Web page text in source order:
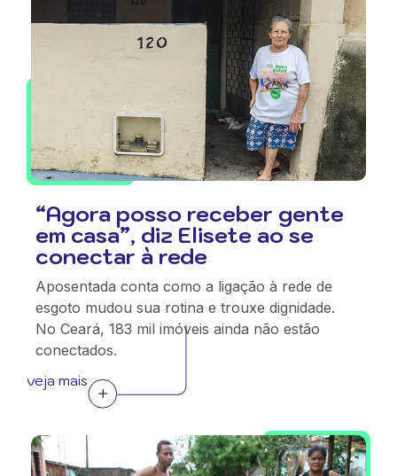
“Agora posso receber gente
em casa”, diz Elisete ao se
conectar à rede
Aposentada conta como a ligação à rede de
esgoto mudou sua rotina e trouxe dignidade.
No Ceará, 183 mil imóveis ainda não estão
conectados.
veja mais